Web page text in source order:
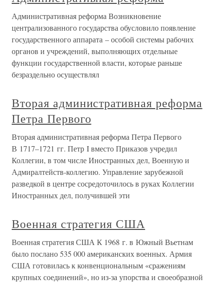
Административная реформа Возникновение
централизованного государства обусловило появление
государственного аппарата – особой системы рабочих
органов и учреждений, выполняющих отдельные
функции государственной власти, которые раньше
безраздельно осуществлял
Вторая административная реформа
Петра Первого
Вторая административная реформа Петра Первого
В 1717–1721 гг. Петр I вместо Приказов учредил
Коллегии, в том числе Иностранных дел, Военную и
Адмиралтейств-коллегию. Управление зарубежной
разведкой в центре сосредоточилось в руках Коллегии
Иностранных дел, получившей эти
Военная стратегия США
Военная стратегия США К 1968 г. в Южный Вьетнам
было послано 535 000 американских военных. Армия
США готовилась к конвенциональным «сражениям
крупных соединений», но из-за упорства и своеобразной